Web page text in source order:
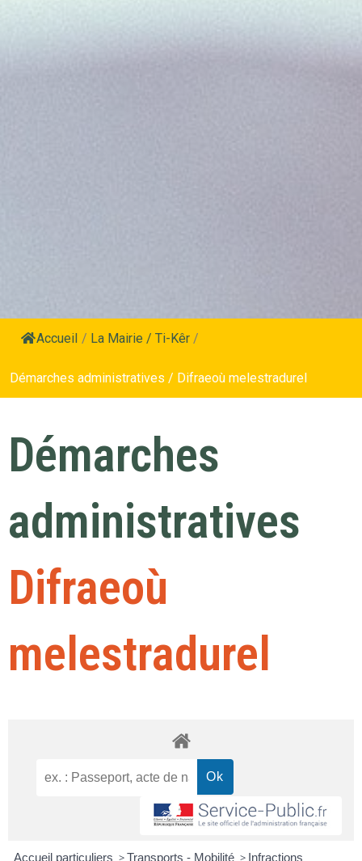
Accueil / La Mairie / Ti-Kêr /
Démarches administratives / Difraeoù melestradurel
Démarches
administratives
Difraeoù
melestradurel
Accueil particuliers Transports - Mobilité Infractions